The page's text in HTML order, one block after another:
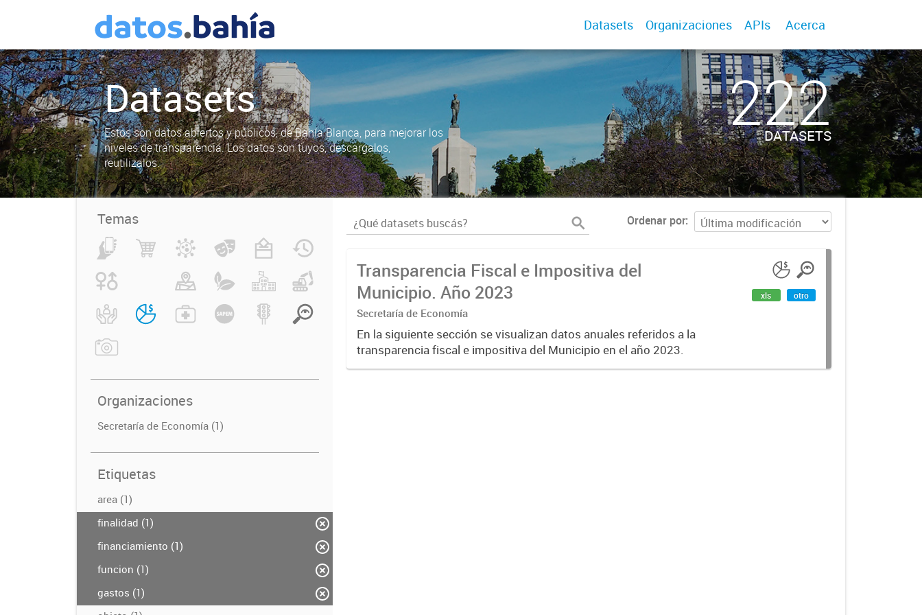
Datasets Organizaciones APIs Acerca
Datasets
Estos son datos abiertos y públicos, de Bahía Blanca, para mejorar los
niveles de transparencia. Los datos son tuyos, descargalos,
reutilizalos.
222
DATASETS
Temas
Organizaciones
Secretaría de Economía (1)
Etiquetas
area (1)
finalidad (1)
financiamiento (1)
funcion (1)
gastos (1)
Ordenar por
Transparencia Fiscal e Impositiva del
Municipio. Año 2023
Secretaría de Economía
En la siguiente sección se visualizan datos anuales referidos a la
transparencia fiscal e impositiva del Municipio en el año 2023.
xls otro